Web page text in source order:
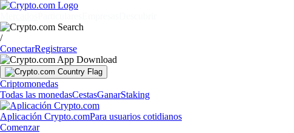
/
ConectarRegistrarse
Criptomonedas
Todas las monedasCestasGanarStaking
Aplicación Crypto.comPara usuarios cotidianos
Comenzar